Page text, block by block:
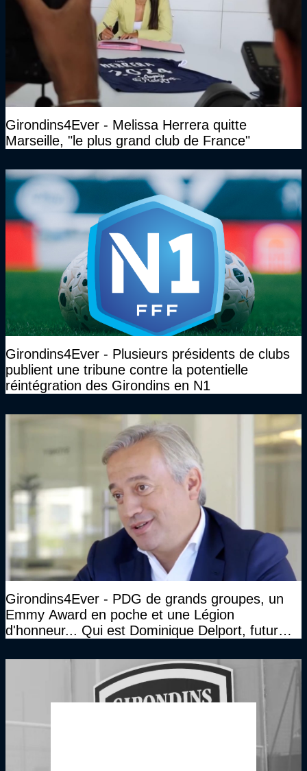
Girondins4Ever - Melissa Herrera quitte
Marseille, "le plus grand club de France"
Girondins4Ever - Plusieurs présidents de clubs
publient une tribune contre la potentielle
réintégration des Girondins en N1
Girondins4Ever - PDG de grands groupes, un
Emmy Award en poche et une Légion
d'honneur... Qui est Dominique Delport, futur